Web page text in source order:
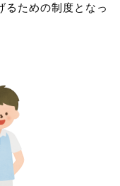
るための制度となっ